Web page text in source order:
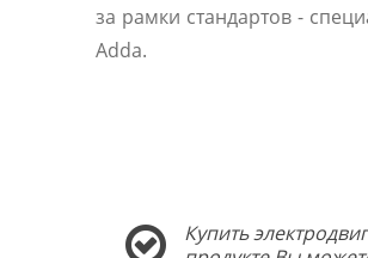
за рамки стандартов -
Adda.
Купить